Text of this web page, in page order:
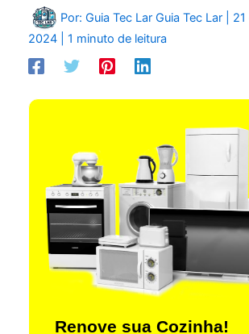
Por: Guia Tec Lar Guia Tec Lar
2024
1 minuto de leitura
Renove sua Cozinha!